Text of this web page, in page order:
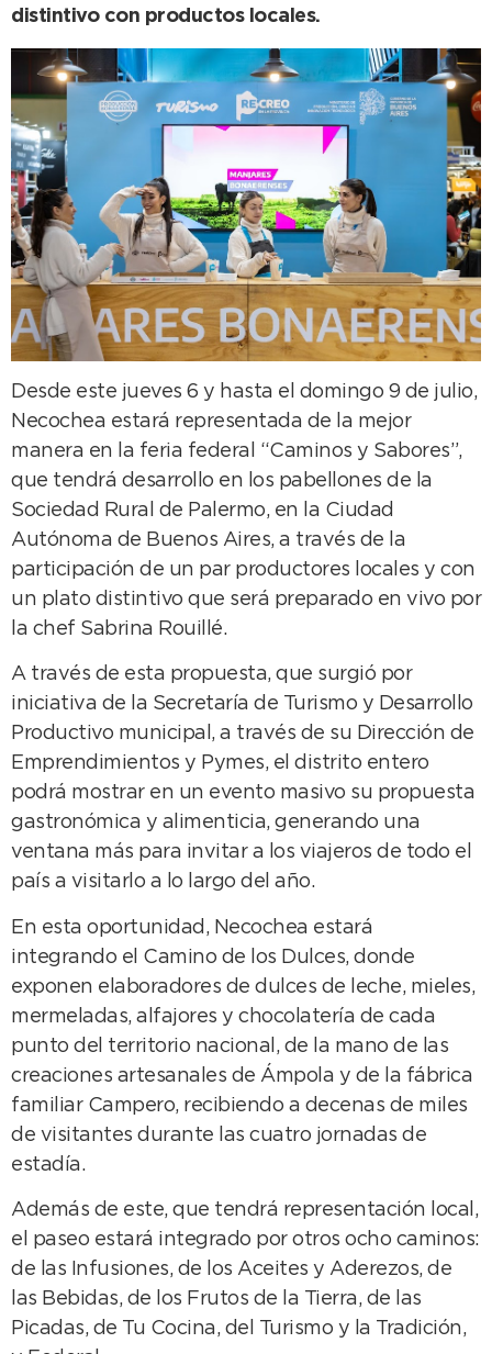
distintivo con productos locales.
Desde este jueves 6 y hasta el domingo 9 de julio,
Necochea estará representada de la mejor
manera en la feria federal “Caminos y Sabores”,
que tendrá desarrollo en los pabellones de la
Sociedad Rural de Palermo, en la Ciudad
Autónoma de Buenos Aires, a través de la
participación de un par productores locales y con
un plato distintivo que será preparado en vivo por
la chef Sabrina Rouillé.
A través de esta propuesta, que surgió por
iniciativa de la Secretaría de Turismo y Desarrollo
Productivo municipal, a través de su Dirección de
Emprendimientos y Pymes, el distrito entero
podrá mostrar en un evento masivo su propuesta
gastronómica y alimenticia, generando una
ventana más para invitar a los viajeros de todo el
país a visitarlo a lo largo del año.
En esta oportunidad, Necochea estará
integrando el Camino de los Dulces, donde
exponen elaboradores de dulces de leche, mieles,
mermeladas, alfajores y chocolatería de cada
punto del territorio nacional, de la mano de las
creaciones artesanales de Ámpola y de la fábrica
familiar Campero, recibiendo a decenas de miles
de visitantes durante las cuatro jornadas de
estadía.
Además de este, que tendrá representación local,
el paseo estará integrado por otros ocho caminos:
de las Infusiones, de los Aceites y Aderezos, de
las Bebidas, de los Frutos de la Tierra, de las
Picadas, de Tu Cocina, del Turismo y la Tradición,